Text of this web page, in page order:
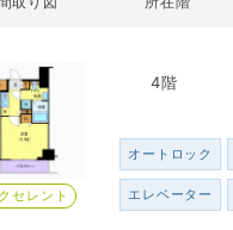
セレント
4階
オートロック
エレベーター